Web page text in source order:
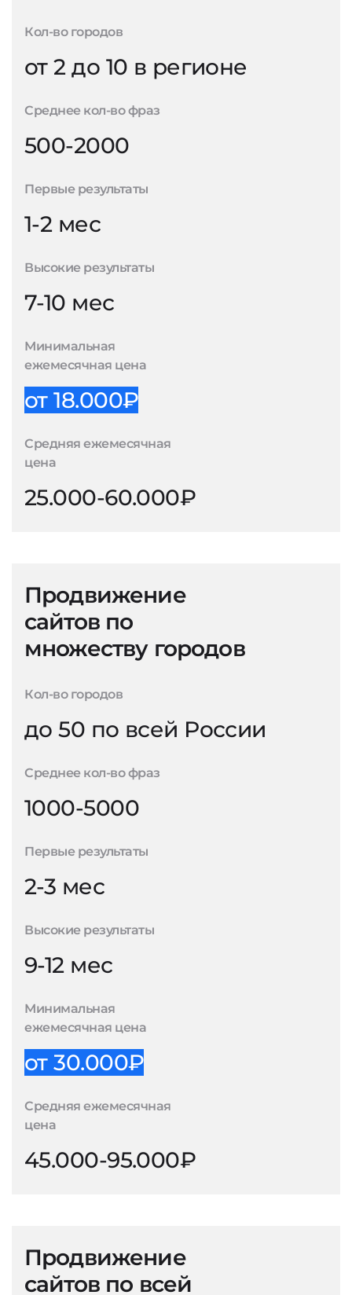
Кол-во городов
от 2 до 10 в регионе
Среднее кол-во фраз
500-2000
Первые результаты
1-2 мес
Высокие результаты
7-10 мес
Минимальная
ежемесячная цена
от 18.000₽
Средняя ежемесячная
цена
25.000-60.000₽
Продвижение
сайтов по
множеству городов
Кол-во городов
до 50 по всей России
Среднее кол-во фраз
1000-5000
Первые результаты
2-3 мес
Высокие результаты
9-12 мес
Минимальная
ежемесячная цена
от 30.000₽
Средняя ежемесячная
цена
45.000-95.000₽
Продвижение
сайтов по всей